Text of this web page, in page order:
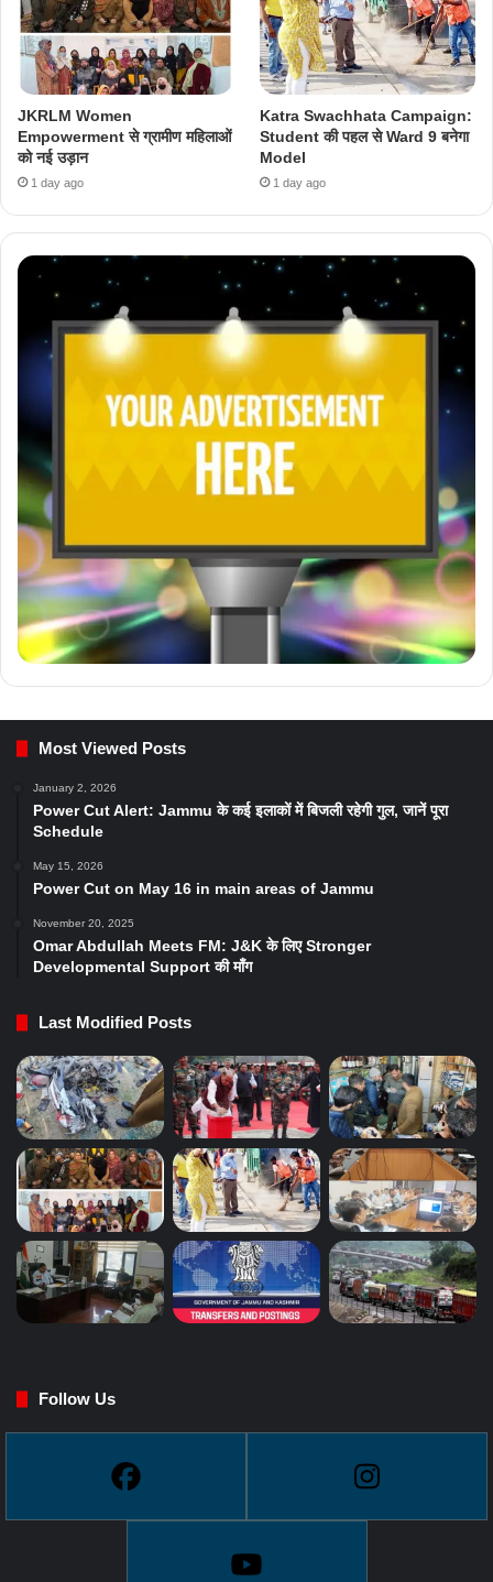
JKRLM Women
Empowerment से ग्रामीण महिलाओं
को नई उड़ान
1 day ago
Katra Swachhata Campaign:
Student की पहल से Ward 9 बनेगा
Model
1 day ago
Most Viewed Posts
January 2, 2026
Power Cut Alert: Jammu के कई इलाकों में बिजली रहेगी गुल, जानें पूरा
Schedule
May 15, 2026
Power Cut on May 16 in main areas of Jammu
November 20, 2025
Omar Abdullah Meets FM: J&K के लिए Stronger
Developmental Support की माँग
Last Modified Posts
Follow Us